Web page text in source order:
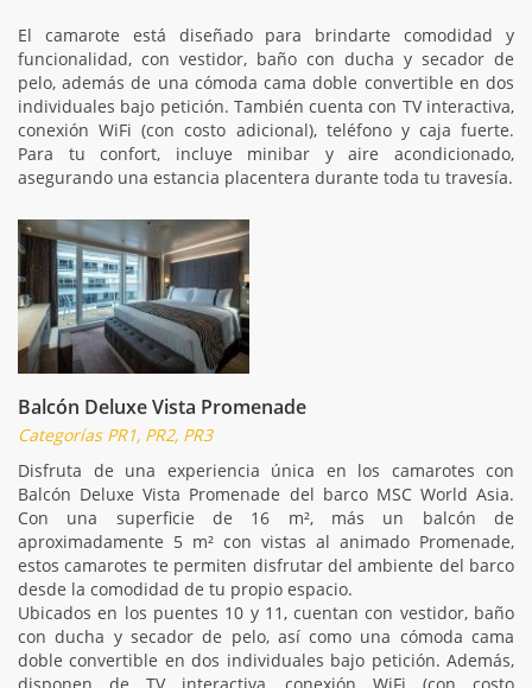
El camarote está diseñado para brindarte comodidad y
funcionalidad, con vestidor, baño con ducha y secador de
pelo, además de una cómoda cama doble convertible en dos
individuales bajo petición. También cuenta con TV interactiva,
conexión WiFi (con costo adicional), teléfono y caja fuerte.
Para tu confort, incluye minibar y aire acondicionado,
asegurando una estancia placentera durante toda tu travesía.
Balcón Deluxe Vista Promenade
Categorías PR1, PR2, PR3
Disfruta de una experiencia única en los camarotes con
Balcón Deluxe Vista Promenade del barco MSC World Asia.
Con una superficie de 16 m², más un balcón de
aproximadamente 5 m² con vistas al animado Promenade,
estos camarotes te permiten disfrutar del ambiente del barco
desde la comodidad de tu propio espacio.
Ubicados en los puentes 10 y 11, cuentan con vestidor, baño
con ducha y secador de pelo, así como una cómoda cama
doble convertible en dos individuales bajo petición. Además,